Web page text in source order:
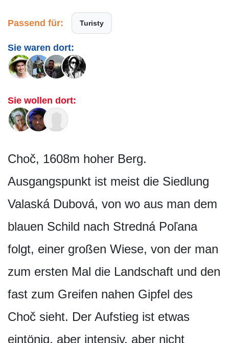
Passend für: Turisty
Sie waren dort:
Sie wollen dort:
Choč, 1608m hoher Berg.
Ausgangspunkt ist meist die Siedlung
Valaská Dubová, von wo aus man dem
blauen Schild nach Stredná Poľana
folgt, einer großen Wiese, von der man
zum ersten Mal die Landschaft und den
fast zum Greifen nahen Gipfel des
Choč sieht. Der Aufstieg ist etwas
eintönig, aber intensiv, aber nicht